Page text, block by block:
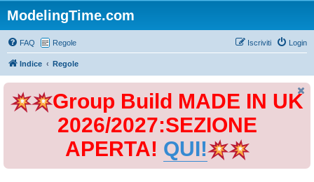
ModelingTime.com
FAQ Regole Login
Iscriviti
Indice Regole
Group Build MADE IN UK
2026/2027:SEZIONE
APERTA! QUI!